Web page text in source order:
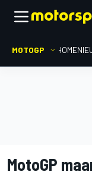
MOTOGP HOME
MotoGP